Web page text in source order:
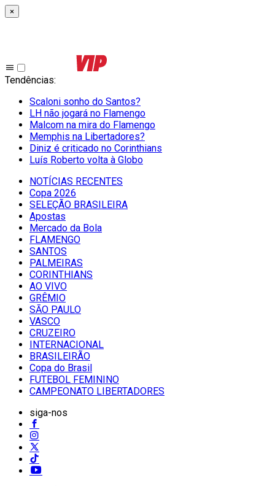
×
Tendências:
Scaloni sonho do Santos?
LH não jogará no Flamengo
Malcom na mira do Flamengo
Memphis na Libertadores?
Diniz é criticado no Corinthians
Luís Roberto volta à Globo
NOTÍCIAS RECENTES
Copa 2026
SELEÇÃO BRASILEIRA
Apostas
Mercado da Bola
FLAMENGO
SANTOS
PALMEIRAS
CORINTHIANS
AO VIVO
GRÊMIO
SĀO PAULO
VASCO
CRUZEIRO
INTERNACIONAL
BRASILEIRÃO
Copa do Brasil
FUTEBOL FEMININO
CAMPEONATO LIBERTADORES
siga-nos